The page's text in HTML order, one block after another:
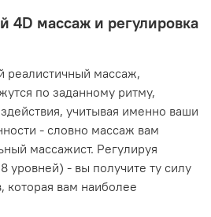
4D массаж и регулировка
реалистичный массаж,
по заданному ритму,
учитывая именно ваши
- словно массаж вам
массажист. Регулируя
уровней) - вы получите ту силу
которая вам наиболее